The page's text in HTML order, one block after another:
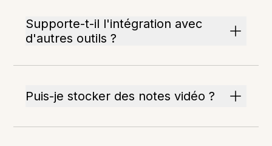
Supporte-t-il l'intégration avec
d'autres outils ?
Puis-je stocker des notes vidéo ?